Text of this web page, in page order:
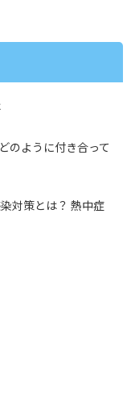
のように付き合って
対策とは？ 熱中症